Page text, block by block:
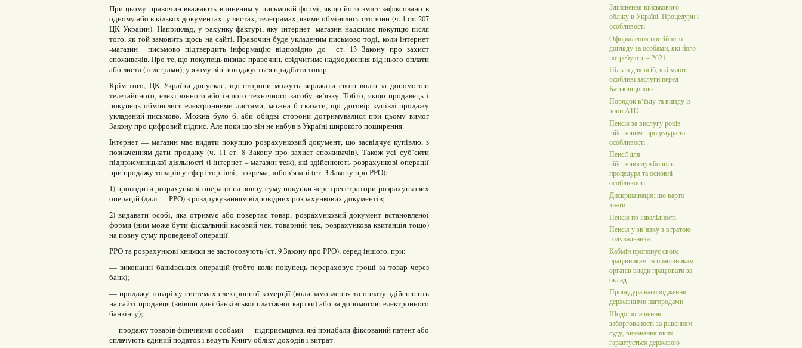
При цьому правочин вважають вчиненим у письмовій формі, якщо його зміст зафіксовано в
одному або в кількох документах: у листах, телеграмах, якими обмінялися сторони (ч. 1 ст. 207
ЦК України). Наприклад, у рахунку-фактурі, яку інтернет -магазин надсилає покупцю після
того, як той замовить щось на сайті. Правочин буде укладеним письмово тоді, коли інтернет
-магазин письмово підтвердить інформацію відповідно до ст. 13 Закону про захист
споживачів. Про те, що покупець визнає правочин, свідчитиме надходження від нього оплати
або листа (телеграми), у якому він погоджується придбати товар.
Крім того, ЦК України допускає, що сторони можуть виражати свою волю за допомогою
телетайпного, електронного або іншого технічного засобу зв’язку. Тобто, якщо продавець і
покупець обмінялися електронними листами, можна б сказати, що договір купівлі-продажу
укладений письмово. Можна було б, аби обидві сторони дотримувалися при цьому вимог
Закону про цифровий підпис. Але поки що він не набув в Україні широкого поширення.
Інтернет — магазин має видати покупцю розрахунковий документ, що засвідчує купівлю, з
позначенням дати продажу (ч. 11 ст. 8 Закону про захист споживачів). Також усі суб’єкти
підприємницької діяльності (і інтернет – магазин теж), які здійснюють розрахункові операції
при продажу товарів у сфері торгівлі, зокрема, зобов’язані (ст. 3 Закону про РРО):
1) проводити розрахункові операції на повну суму покупки через реєстратори розрахункових
операцій (далі — РРО) з роздрукуванням відповідних розрахункових документів;
2) видавати особі, яка отримує або повертає товар, розрахунковий документ встановленої
форми (ним може бути фіскальний касовий чек, товарний чек, розрахункова квитанція тощо)
на повну суму проведеної операції.
РРО та розрахункові книжки не застосовують (ст. 9 Закону про РРО), серед іншого, при:
— виконанні банківських операцій (тобто коли покупець перераховує гроші за товар через
банк);
— продажу товарів у системах електронної комерції (коли замовлення та оплату здійснюють
на сайті продавця (ввівши дані банківської платіжної картки) або за допомогою електронного
банкінгу);
— продажу товарів фізичними особами — підприємцями, які придбали фіксований патент або
сплачують єдиний податок і ведуть Книгу обліку доходів і витрат.
Здійснення військового
обліку в Україні. Процедури і
особливості
Оформлення постійного
догляду за особами, які його
потребують – 2021
Пільги для осіб, які мають
особливі заслуги перед
Батьківщиною
Порядок в’їзду та виїзду із
зони АТО
Пенсія за вислугу років
військовим: процедура та
особливості
Пенсії для
військовослужбовців:
процедура та основні
особливості
Дискримінація: що варто
знати
Пенсія по інвалідності
Пенсія у зв’язку з втратою
годувальника
Кабмін пропонує своїм
працівникам та працівникам
органів влади працювати за
оклад
Процедура нагородження
державними нагородами
Щодо погашення
заборгованості за рішенням
суду, виконання яких
гарантується державою